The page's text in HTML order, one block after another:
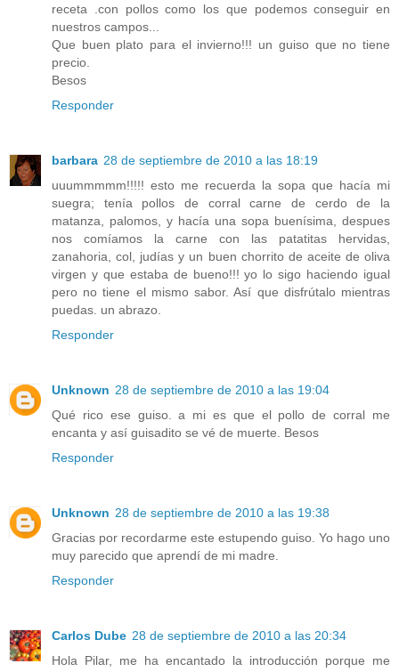
receta .con pollos como los que podemos conseguir en
nuestros campos...
Que buen plato para el invierno!!! un guiso que no tiene
precio.
Besos
Responder
barbara 28 de septiembre de 2010 a las 18:19
uuummmmm!!!!! esto me recuerda la sopa que hacía mi
suegra; tenía pollos de corral carne de cerdo de la
matanza, palomos, y hacía una sopa buenísima, despues
nos comíamos la carne con las patatitas hervidas,
zanahoria, col, judías y un buen chorrito de aceite de oliva
virgen y que estaba de bueno!!! yo lo sigo haciendo igual
pero no tiene el mismo sabor. Así que disfrútalo mientras
puedas. un abrazo.
Responder
Unknown 28 de septiembre de 2010 a las 19:04
Qué rico ese guiso. a mi es que el pollo de corral me
encanta y así guisadito se vé de muerte. Besos
Responder
Unknown 28 de septiembre de 2010 a las 19:38
Gracias por recordarme este estupendo guiso. Yo hago uno
muy parecido que aprendí de mi madre.
Responder
Carlos Dube 28 de septiembre de 2010 a las 20:34
Hola Pilar, me ha encantado la introducción porque me